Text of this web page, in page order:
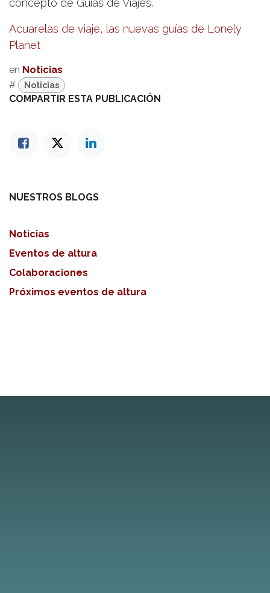
concepto de Guías de Viajes.
Acuarelas de viaje, las nuevas guías de Lonely
Planet
en Noticias
#
Noticias
COMPARTIR ESTA PUBLICACIÓN
NUESTROS BLOGS
Noticias
Eventos de altura
Colaboraciones
Próximos eventos de altura